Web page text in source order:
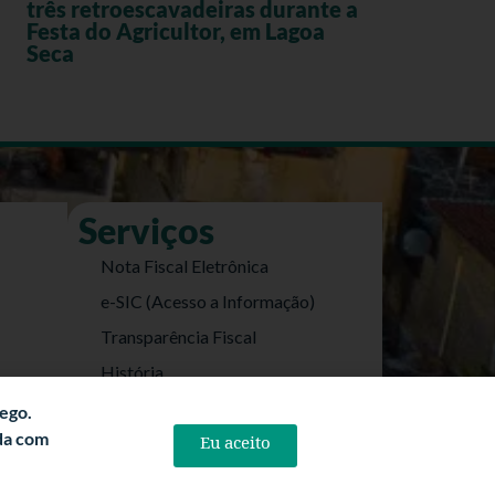
três retroescavadeiras durante a
Festa do Agricultor, em Lagoa
Seca
Serviços
Nota Fiscal Eletrônica
e-SIC (Acesso a Informação)
Transparência Fiscal
História
Politica de Privacidade
com
Eu aceito